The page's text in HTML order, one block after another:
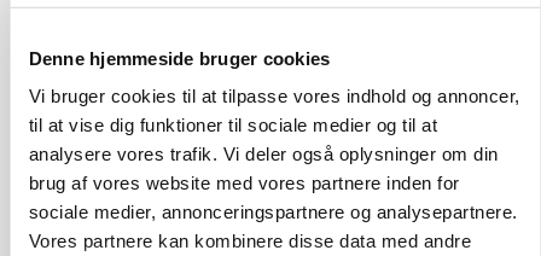
Denne hjemmeside bruger cookies
Vi bruger cookies til at tilpasse vores indhold og annoncer,
til at vise dig funktioner til sociale medier og til at
analysere vores trafik. Vi deler også oplysninger om din
brug af vores website med vores partnere inden for
sociale medier, annonceringspartnere og analysepartnere.
Vores partnere kan kombinere disse data med andre
Svineproducenter kalder Danish Crowns pris en
katastrofe
Annonce